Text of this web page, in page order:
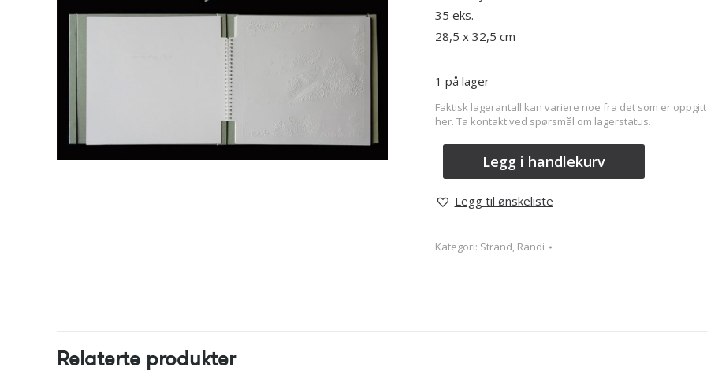
35 eks.
28,5 x 32,5 cm
1 på lager
Faktisk lagerantall kan variere noe fra det som er oppgitt
her. Ta kontakt ved spørsmål om lagerstatus.
Legg i handlekurv
Legg til ønskeliste
Kategori: Strand, Randi
Relaterte produkter